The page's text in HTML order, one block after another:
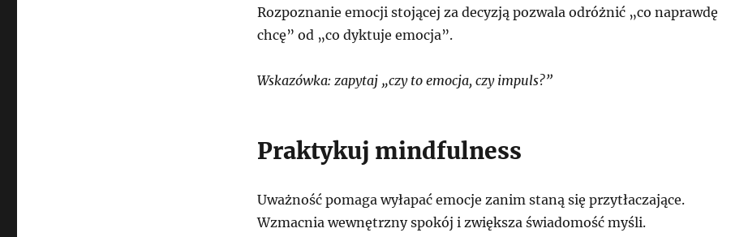
Rozpoznanie emocji stojącej za decyzją pozwala odróżnić „co naprawdę
chcę” od „co dyktuje emocja”.
Wskazówka: zapytaj „czy to emocja, czy impuls?”
Praktykuj mindfulness
Uważność pomaga wyłapać emocje zanim staną się przytłaczające.
Wzmacnia wewnętrzny spokój i zwiększa świadomość myśli.